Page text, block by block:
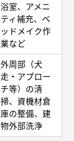
浴室、アメニ
ティ補充、ベ
ッドメイク作
業など
外周部（犬
走・アプロー
チ等）の清
掃、資機材倉
庫の整備、建
物外部洗浄